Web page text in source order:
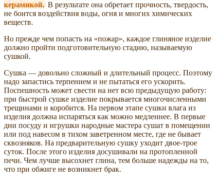
керамикой. В результате она обретает прочность, твердость,
не боится воздействия воды, огня и многих химических
веществ.
Но прежде чем попасть на «пожар», каждое глиняное изделие
должно пройти подготовительную стадию, называемую
сушкой.
Сушка — довольно сложный и длительный процесс. Поэтому
надо запастись терпением и не пытаться его ускорить.
Поспешность может свести на нет всю предыдущую работу:
при быстрой сушке изделие покрывается многочисленными
трещинами и коробится. На первом этапе сушки влага из
изделия должна испаряться как можно медленнее. В первые
дни посуду и игрушки народные мастера сушат в помещении
или под навесом в тихом заветренном месте, где не бывает
сквозняков. На предварительную сушку уходит двое-трое
суток. После этого изделия досушивали на протопленной
печи. Чем лучше высохнет глина, тем больше надежды на то,
что при обжиге не возникнет брак.